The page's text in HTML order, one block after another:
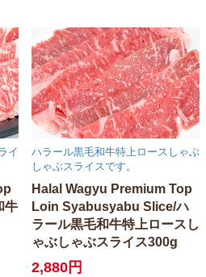
イ
牛
ハラール黒毛和牛特上ロースしゃぶ
しゃぶスライスです。
Halal Wagyu Premium Top
Loin Syabusyabu Slice/ハ
ラール黒毛和牛特上ロースし
ゃぶしゃぶスライス300g
2,880円